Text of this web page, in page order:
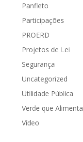
Panfleto
Participações
PROERD
Projetos de Lei
Segurança
Uncategorized
Utilidade Pública
Verde que Alimenta
Vídeo